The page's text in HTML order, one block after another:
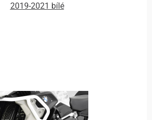
2019-2021 bílé